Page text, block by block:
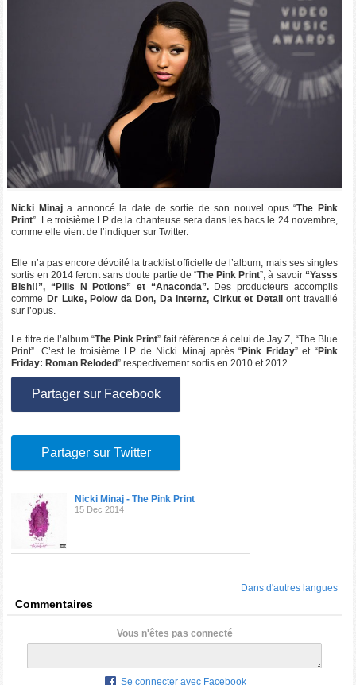
Nicki Minaja annoncé la date de sortie de son nouvel opus “The Pink
Print”. Le troisième LP de la chanteuse sera dans les bacs le 24 novembre,
comme elle vient de l’indiquer sur Twitter.
Elle n’a pas encore dévoilé la tracklist officielle de l’album, mais ses singles
sortis en 2014 feront sans doute partie de “The Pink Print”, à savoir “Yasss
Bish!!”, “Pills N Potions” et “Anaconda”.Des producteurs accomplis
comme Dr Luke, Polow da Don, Da Internz, Cirkut et Detailont travaillé
sur l’opus.
Le titre de l’album “The Pink Print” fait référence à celui de Jay Z, “The Blue
Print”. C’est le troisième LP de Nicki Minaj après “Pink Friday” et “Pink
Friday: Roman Reloded” respectivement sortis en 2010 et 2012.
Partager sur Facebook
Partager sur Twitter
Nicki Minaj - The Pink Print
15 Dec 2014
Dans d'autres langues
Commentaires
Vous n'êtes pas connecté
Se connecter avec Facebook